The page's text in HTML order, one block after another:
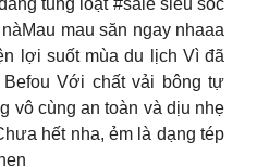
tung loạt #sale siêu sốc
mau săn ngay nhaaa
lợi suốt mùa du lịch Vì đã
Với chất vải bông tự
vô cùng an toàn và dịu nhẹ
hết nha, ẻm là dạng tép